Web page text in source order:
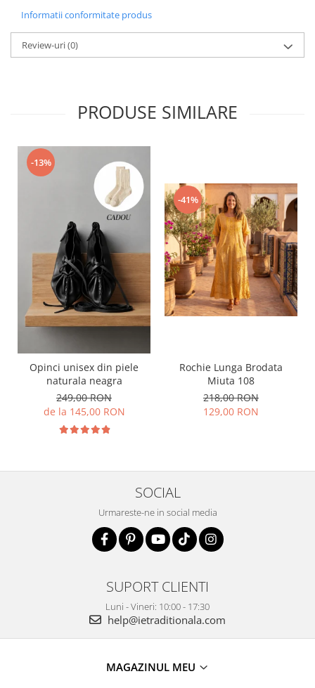
Informatii conformitate produs
Review-uri(0)
PRODUSE SIMILARE
-13%
Opinci unisex din piele
naturala neagra
249,00 RON
de la 145,00 RON
-41%
Rochie Lunga Brodata
Miuta 108
218,00 RON
129,00 RON
SOCIAL
Urmareste-ne in social media
SUPORT CLIENTI
Luni - Vineri: 10:00 - 17:30
help@ietraditionala.com
MAGAZINUL MEU